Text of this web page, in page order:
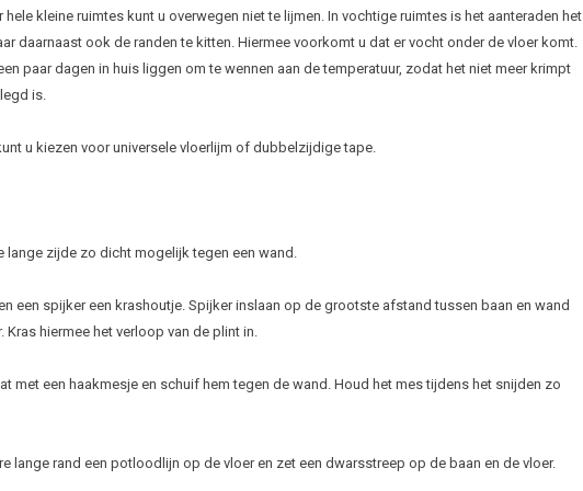
hele kleine ruimtes kunt u overwegen niet te lijmen. In vochtige ruimtes is het aanteraden het
daarnaast ook de randen te kitten. Hiermee voorkomt u dat er vocht onder de vloer komt.
paar dagen in huis liggen om te wennen aan de temperatuur, zodat het niet meer krimpt
is.
u kiezen voor universele vloerlijm of dubbelzijdige tape.
lange zijde zo dicht mogelijk tegen een wand.
een spijker een krashoutje. Spijker inslaan op de grootste afstand tussen baan en wand
Kras hiermee het verloop van de plint in.
met een haakmesje en schuif hem tegen de wand. Houd het mes tijdens het snijden zo
lange rand een potloodlijn op de vloer en zet een dwarsstreep op de baan en de vloer.